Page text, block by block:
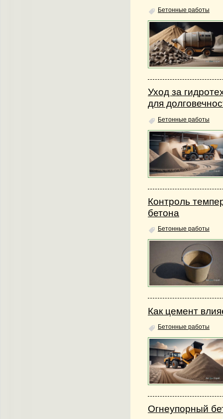
Бетонные работы
Уход за
для
Бетонные работы
Контроль
бетона
Бетонные работы
Как цемент
Бетонные работы
Огнеупорный